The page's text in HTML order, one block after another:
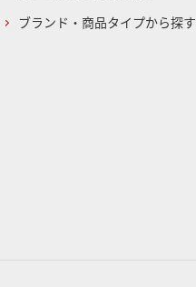
ブランド・商品タイプから探す